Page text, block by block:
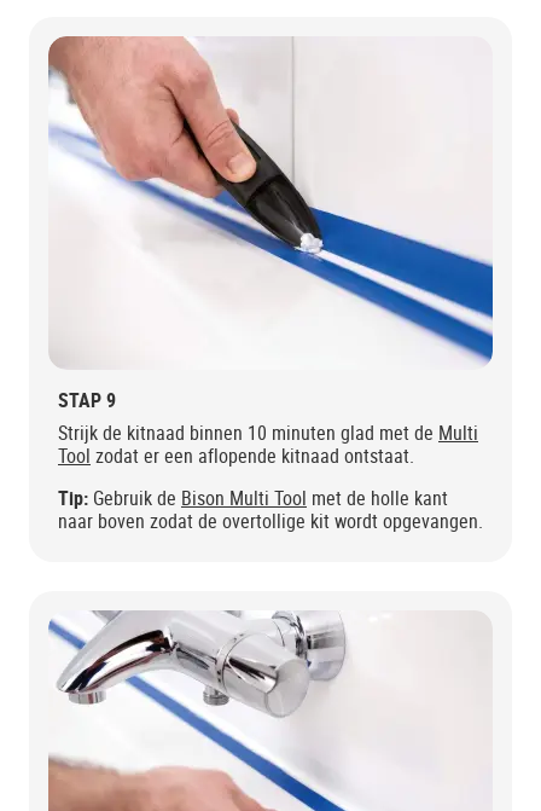
STAP 9
Strijk de kitnaad binnen 10 minuten glad met de Multi
Tool zodat er een aflopende kitnaad ontstaat.
Tip: Gebruik de Bison Multi Tool met de holle kant
naar boven zodat de overtollige kit wordt opgevangen.